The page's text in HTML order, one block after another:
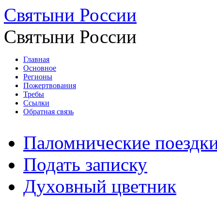
Святыни России
Святыни России
Главная
Основное
Регионы
Пожертвования
Требы
Ссылки
Обратная связь
Паломнические
Подать записку
Духовный цветник